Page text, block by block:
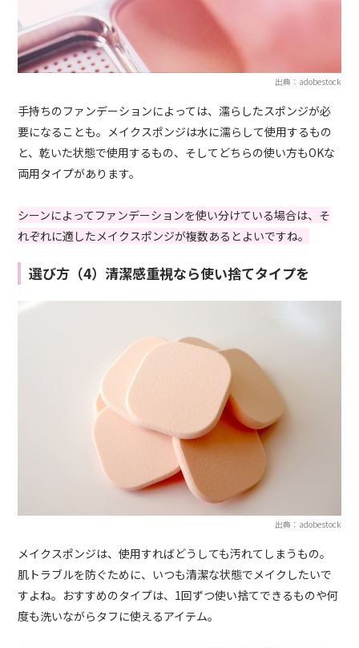
出典：adobestock
手持ちのファンデーションによっては、濡らしたスポンジが必
要になることも。メイクスポンジは水に濡らして使用するもの
と、乾いた状態で使用するもの、そしてどちらの使い方もOKな
両用タイプがあります。
シーンによってファンデーションを使い分けている場合は、そ
れぞれに適したメイクスポンジが複数あるとよいですね。
選び方（4）清潔感重視なら使い捨てタイプを
出典：adobestock
メイクスポンジは、使用すればどうしても汚れてしまうもの。
肌トラブルを防ぐために、いつも清潔な状態でメイクしたいで
すよね。おすすめのタイプは、1回ずつ使い捨てできるものや何
度も洗いながらタフに使えるアイテム。